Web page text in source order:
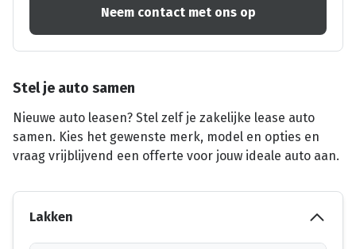
Neem contact met ons op
Stel je auto samen
Nieuwe auto leasen? Stel zelf je zakelijke lease auto
samen. Kies het gewenste merk, model en opties en
vraag vrijblijvend een offerte voor jouw ideale auto aan.
Lakken